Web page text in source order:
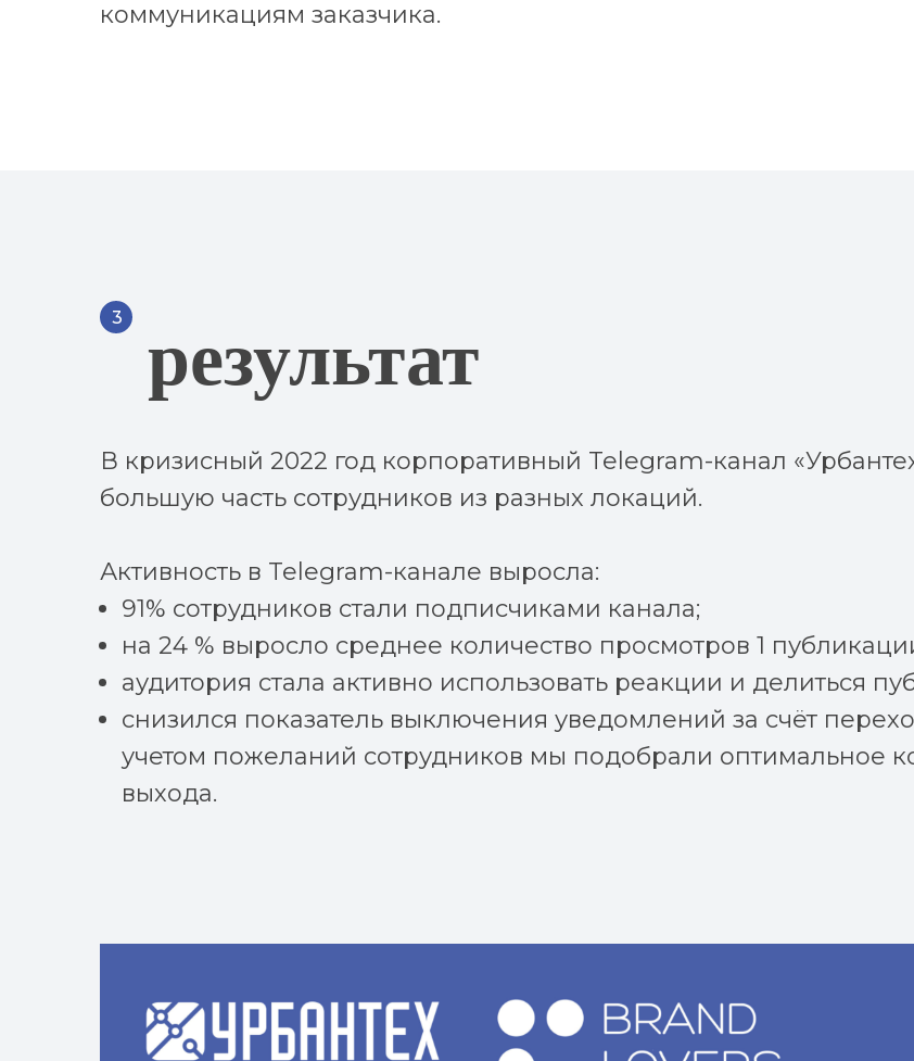
коммуникациям заказчика.
3 результат
В кризисный 2022 год корпоративный Telegram-канал
большую часть сотрудников из разных локаций.
Активность в Telegram-канале выросла:
91% сотрудников стали подписчиками канала;
на 24 % выросло среднее количество просмотров 1
аудитория стала активно использовать реакции и делиться
снизился показатель выключения уведомлений за счёт
учетом пожеланий сотрудников мы подобрали оптимальное
выхода.